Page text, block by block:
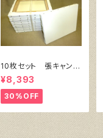
10枚セット 張キャンバ
ス SnowWhite SPC
（綿・ポリエステル）F6
410㎜×318㎜
¥8,393
30%OFF